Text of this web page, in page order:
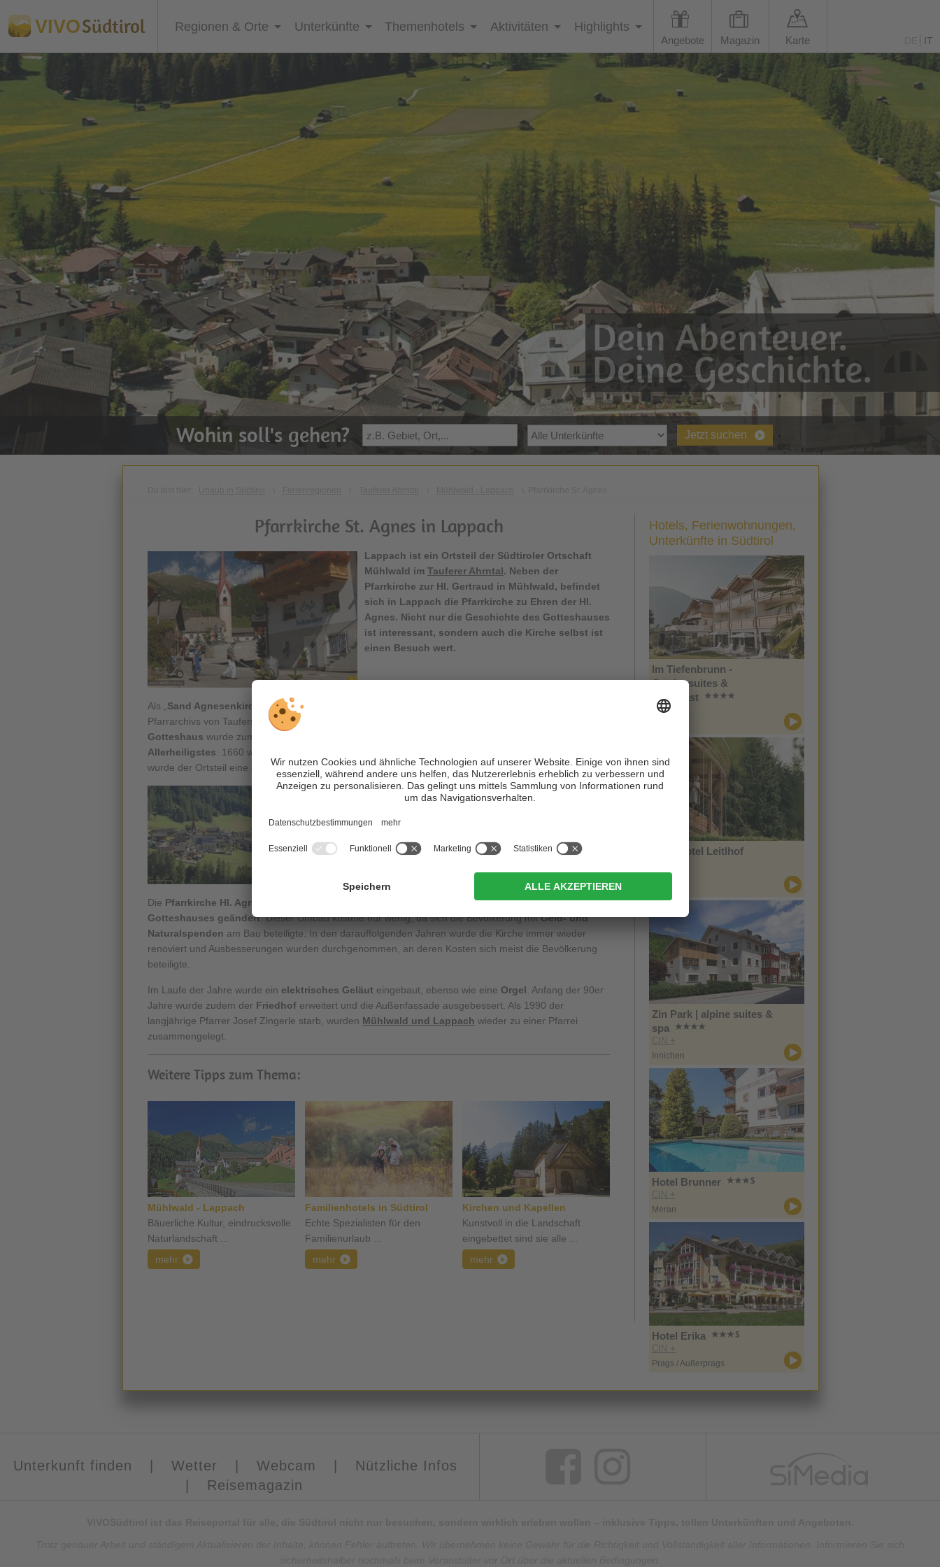
VIVOSüdtirol Regionen & Orte Unterkünfte Themenhotels Aktivitäten Highlights
Angebote Magazin Karte IT
Dein Abenteuer.
Deine Geschichte.
Wohin soll's gehen? Jetzt suchen
Pfarrkirche St. Agnes in Lappach
Lappach ist ein Ortsteil der Südtiroler Ortschaft
Mühlwald im Tauferer Ahrntal. Neben der
Pfarrkirche zur Hl. Gertraud in Mühlwald, befindet
sich in Lappach die Pfarrkirche zu Ehren der Hl.
Agnes. Nicht nur die Geschichte des Gotteshauses
ist interessant, sondern auch die Kirche selbst ist
einen Besuch wert.
Als „ Sand Agnesenkirche
“ taucht die Pfarrkirche in Lappach das erste Mal 1426 in Urkunden des
Pfarrarchivs von Taufers auf. Bereits 54 Jahre später wurde sie umgebaut und neu eingeweiht. Das
Gotteshaus wurde zum Beten benützt, besaß aber bis ins 16. Jahrhundert
Allerheiligstes . 1660 wurden Mühlwald und Lappach von der Pfarre Taufers getrennt und bereits 1725
wurde der Ortsteil eine eigene Kuratie mit eigenem Seelsorger.
Die Pfarrkirche Hl. Agnes wurde 1812 umgebaut und dabei wurde auch dieAusrichtung des
Gotteshauses geändert. Dieser Umbau kostete nur wenig, da sich die Bevölkerung mitGeld- und
Naturalspenden am Bau beteiligte. In den darauffolgenden Jahren wurde die Kirche immer wieder
renoviert und Ausbesserungen wurden durchgenommen, an deren Kosten sich meist die Bevölkerung
beteiligte.
Im Laufe der Jahre wurde ein elektrisches Geläut eingebaut, ebenso wie eine Orgel . Anfang der 90er
Jahre wurde zudem der Friedhof erweitert und die Außenfassade ausgebessert. Als 1990 der
langjährige Pfarrer Josef Zingerle starb, wurden Mühlwald und Lappach wieder zu einer Pfarrei
zusammengelegt.
Weitere Tipps zum Thema:
Mühlwald - Lappach
Bäuerliche Kultur, eindrucksvolle
Naturlandschaft ...
mehr
Familienhotels in Südtirol
Echte Spezialisten für den
Familienurlaub ...
mehr
Kirchen und Kapellen
Kunstvoll in die Landschaft
eingebettet sind sie alle ...
mehr
Hotels, Ferienwohnungen,
Unterkünfte in Südtirol
Im Tiefenbrunn -
Gardensuites &
Breakfast
CIN +
Naturhotel Leitlhof
CIN +
Zin Park | alpine suites &
spa
CIN +
Innichen
Hotel Brunner
CIN +
Meran
Hotel Erika
CIN +
Prags / Außerprags
Unterkunft finden Wetter Webcam
Nützliche Infos
Reisemagazin